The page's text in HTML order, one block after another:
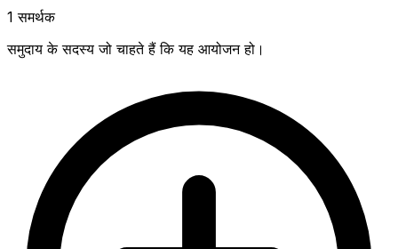
1 समर्थक
समुदाय के सदस्य जो चाहते हैं कि यह आयोजन हो।